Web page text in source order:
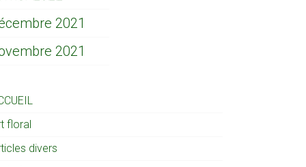
2021
2021
floral
divers